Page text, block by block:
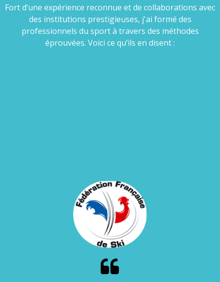
Fort d’une expérience reconnue et de collaborations avec
des institutions prestigieuses, j'ai formé des
professionnels du sport à travers des méthodes
éprouvées. Voici ce qu’ils en disent :
